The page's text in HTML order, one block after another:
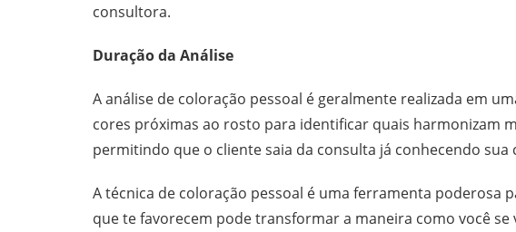
consultora.
Duração da Análise
A análise de coloração pessoal é geralmente realizada em
cores próximas ao rosto para identificar quais harmonizam
permitindo que o cliente saia da consulta já conhecendo sua
A técnica de coloração pessoal é uma ferramenta poderosa
que te favorecem pode transformar a maneira como você